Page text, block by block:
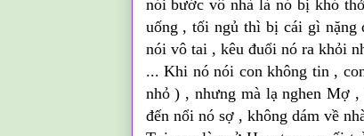
nói bước vô nhà là nó bị khó
uống , tối ngủ thì bị cái gì nặng
nói vô tai , kêu đuổi nó ra khỏi
... Khi nó nói con không tin ,
nhỏ ) , nhưng mà lạnghen Mợ ,
đến nổi nó sợ , không dám về